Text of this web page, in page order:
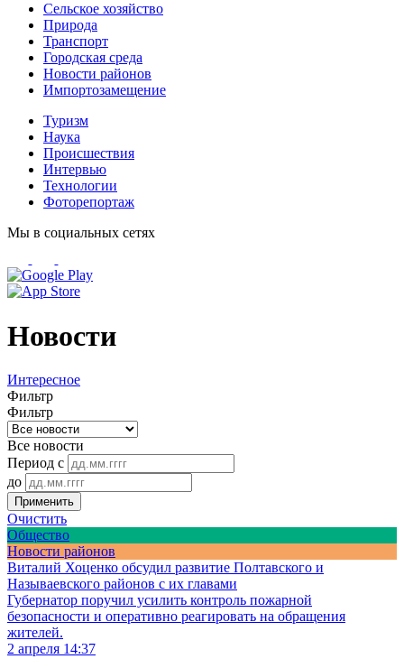
Сельское хозяйство
Природа
Транспорт
Городская среда
Новости районов
Импортозамещение
Туризм
Наука
Происшествия
Интервью
Технологии
Фоторепортаж
Мы в социальных сетях
Новости
Интересное
Фильтр
Фильтр
Все новости
Период с
до
Применить
Очистить
Общество
Новости районов
Виталий Хоценко обсудил развитие Полтавского и
Называевского районов с их главами
Губернатор поручил усилить контроль пожарной
безопасности и оперативно реагировать на обращения
жителей.
2 апреля 14:37